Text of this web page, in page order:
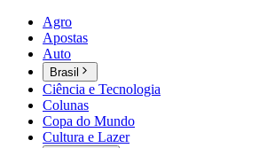
Agro
Apostas
Auto
Brasil
Ciência e Tecnologia
Colunas
Copa do Mundo
Cultura e Lazer